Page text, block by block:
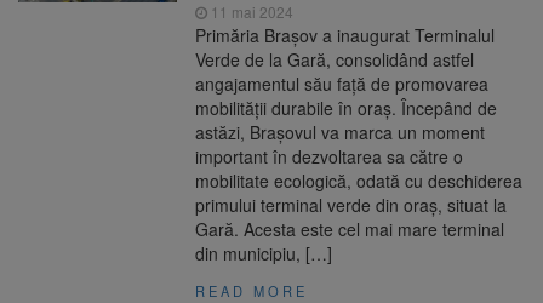
11 mai 2024
Primăria Brașov a inaugurat Terminalul
Verde de la Gară, consolidând astfel
angajamentul său față de promovarea
mobilității durabile în oraș. Începând de
astăzi, Brașovul va marca un moment
important în dezvoltarea sa către o
mobilitate ecologică, odată cu deschiderea
primului terminal verde din oraș, situat la
Gară. Acesta este cel mai mare terminal
din municipiu, […]
READ MORE